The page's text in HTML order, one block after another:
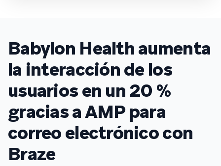
Babylon Health aumenta
la interacción de los
usuarios en un 20 %
gracias a AMP para
correo electrónico con
Braze